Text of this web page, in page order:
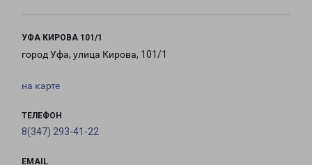
УФА КИРОВА 101/1
город Уфа, улица Кирова, 101/1
на карте
ТЕЛЕФОН
8(347) 293-41-22
EMAIL